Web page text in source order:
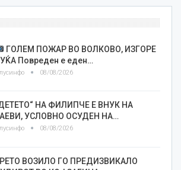
ГОЛЕМ ПОЖАР ВО ВОЛКОВО, ИЗГОРЕ
Повреден е еден…
08/08/2026
НА ФИЛИПЧЕ Е ВНУК НА
УСЛОВНО ОСУДЕН НА…
08/08/2026
ВОЗИЛО ГО ПРЕДИЗВИКАЛО